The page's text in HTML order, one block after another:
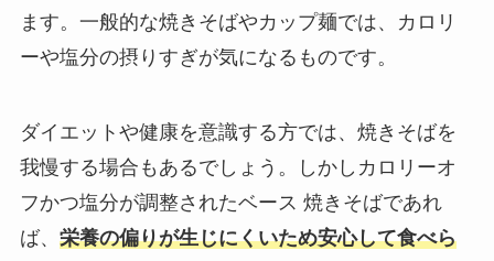
ます。一般的な焼きそばやカップ麺では、カロリ
ーや塩分の摂りすぎが気になるものです。
ダイエットや健康を意識する方では、焼きそばを
我慢する場合もあるでしょう。しかしカロリーオ
フかつ塩分が調整されたベース 焼きそばであれ
ば、 栄養の偏りが生じにくいため安心して食べら